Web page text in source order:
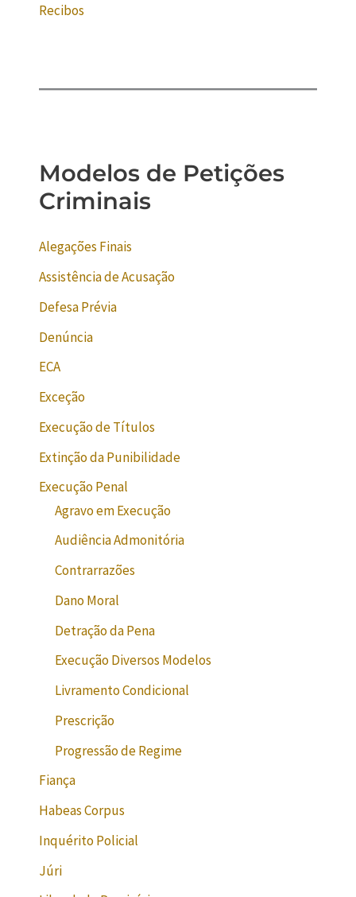
Recibos
Modelos de Petições
Criminais
Alegações Finais
Assistência de Acusação
Defesa Prévia
Denúncia
ECA
Exceção
Execução de Títulos
Extinção da Punibilidade
Execução Penal
Agravo em Execução
Audiência Admonitória
Contrarrazões
Dano Moral
Detração da Pena
Execução Diversos Modelos
Livramento Condicional
Prescrição
Progressão de Regime
Fiança
Habeas Corpus
Inquérito Policial
Júri